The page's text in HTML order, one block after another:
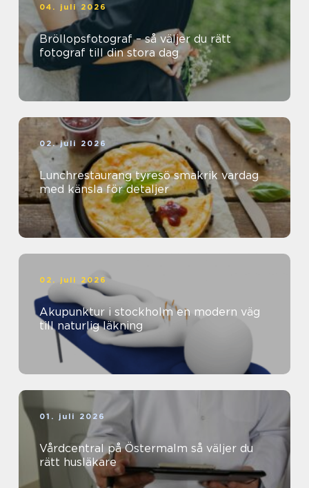
04. juli 2026
Bröllopsfotograf – så väljer du rätt
fotograf till din stora dag
02. juli 2026
Lunchrestaurang tyresö smakrik vardag
med känsla för detaljer
02. juli 2026
Akupunktur i stockholm en modern väg
till naturlig läkning
01. juli 2026
Vårdcentral på Östermalm så väljer du
rätt husläkare